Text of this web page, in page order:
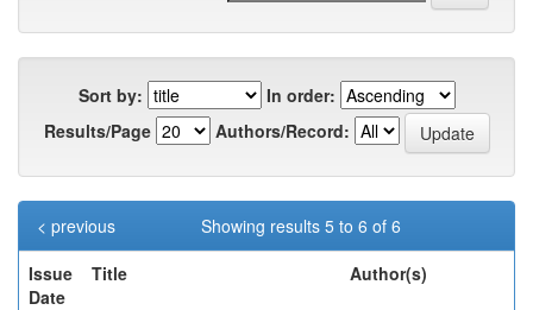
Sort by:
In order:
Results/Page
Authors/Record:
Showing results 5 to 6 of 6
< previous
Issue
Date
Title Author(s)